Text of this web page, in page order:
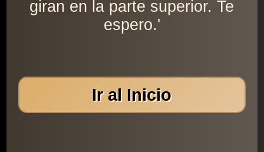
giran en la parte superior. Te
espero.'
Ir al Inicio